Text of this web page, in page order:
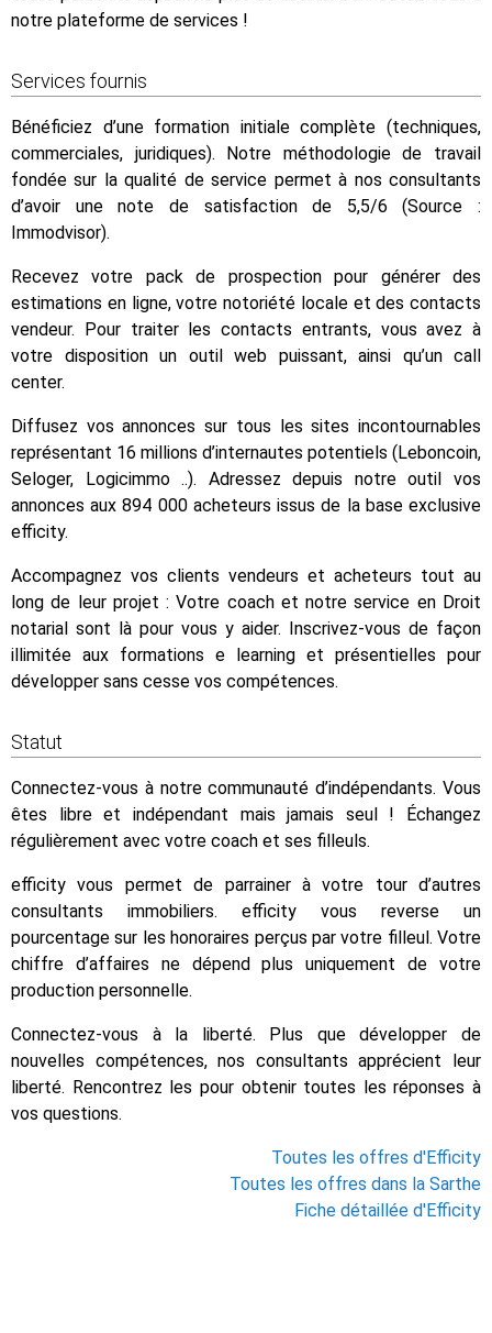
notre plateforme de services !
Services fournis
Bénéficiez d’une formation initiale complète (techniques,
commerciales, juridiques). Notre méthodologie de travail
fondée sur la qualité de service permet à nos consultants
d’avoir une note de satisfaction de 5,5/6 (Source :
Immodvisor).
Recevez votre pack de prospection pour générer des
estimations en ligne, votre notoriété locale et des contacts
vendeur. Pour traiter les contacts entrants, vous avez à
votre disposition un outil web puissant, ainsi qu’un call
center.
Diffusez vos annonces sur tous les sites incontournables
représentant 16 millions d’internautes potentiels (Leboncoin,
Seloger, Logicimmo ..). Adressez depuis notre outil vos
annonces aux 894 000 acheteurs issus de la base exclusive
efficity.
Accompagnez vos clients vendeurs et acheteurs tout au
long de leur projet : Votre coach et notre service en Droit
notarial sont là pour vous y aider. Inscrivez-vous de façon
illimitée aux formations e learning et présentielles pour
développer sans cesse vos compétences.
Statut
Connectez-vous à notre communauté d’indépendants. Vous
êtes libre et indépendant mais jamais seul ! Échangez
régulièrement avec votre coach et ses filleuls.
efficity vous permet de parrainer à votre tour d’autres
consultants immobiliers. efficity vous reverse un
pourcentage sur les honoraires perçus par votre filleul. Votre
chiffre d’affaires ne dépend plus uniquement de votre
production personnelle.
Connectez-vous à la liberté. Plus que développer de
nouvelles compétences, nos consultants apprécient leur
liberté. Rencontrez les pour obtenir toutes les réponses à
vos questions.
Toutes les offres d'Efficity
Toutes les offres dans la Sarthe
Fiche détaillée d'Efficity